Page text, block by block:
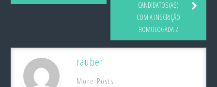
CANDIDATOS(AS)
COM A INSCRIÇÃO
HOMOLOGADA 2
rauber
More Posts